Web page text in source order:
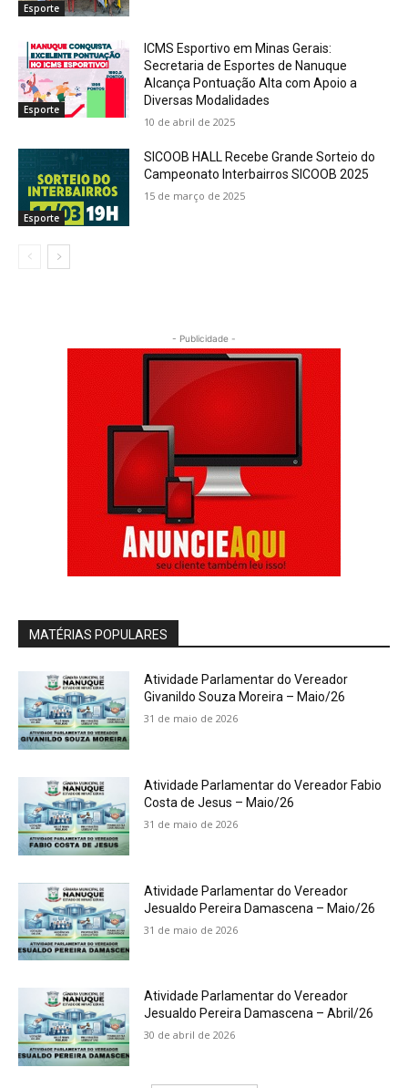
Esporte
Esporte
ICMS Esportivo em Minas Gerais:
Secretaria de Esportes de Nanuque
Alcança Pontuação Alta com Apoio a
Diversas Modalidades
10 de abril de 2025
Esporte
SICOOB HALL Recebe Grande Sorteio do
Campeonato Interbairros SICOOB 2025
15 de março de 2025
- Publicidade -
MATÉRIAS POPULARES
Atividade Parlamentar do Vereador
Givanildo Souza Moreira – Maio/26
31 de maio de 2026
Atividade Parlamentar do Vereador Fabio
Costa de Jesus – Maio/26
31 de maio de 2026
Atividade Parlamentar do Vereador
Jesualdo Pereira Damascena – Maio/26
31 de maio de 2026
Atividade Parlamentar do Vereador
Jesualdo Pereira Damascena – Abril/26
30 de abril de 2026